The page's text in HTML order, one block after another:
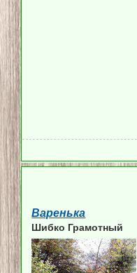
Варенька
Шибко Грамотный